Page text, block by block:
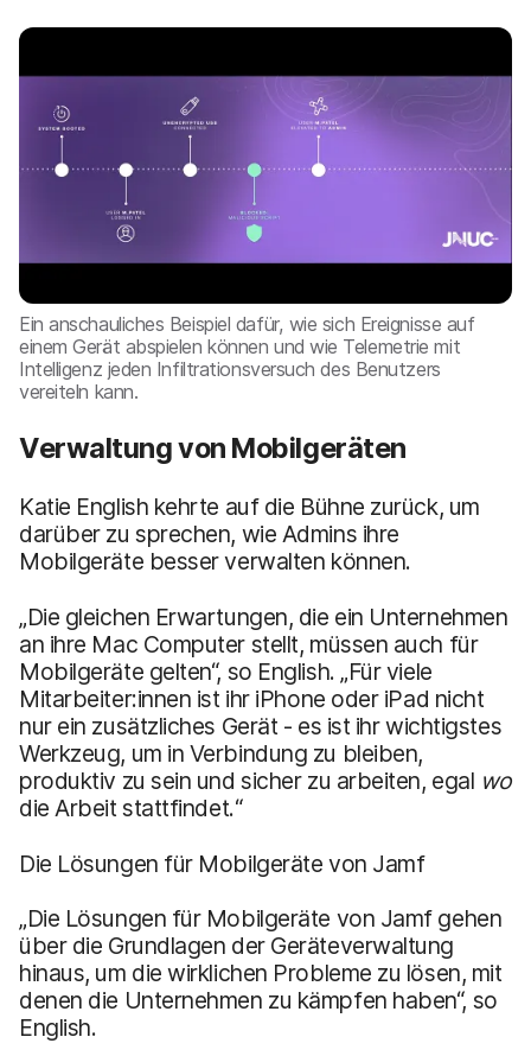
Ein anschauliches Beispiel dafür, wie sich Ereignisse auf
einem Gerät abspielen können und wie Telemetrie mit
Intelligenz jeden Infiltrationsversuch des Benutzers
vereiteln kann.
Verwaltung von Mobilgeräten
Katie English kehrte auf die Bühne zurück, um
darüber zu sprechen, wie Admins ihre
Mobilgeräte besser verwalten können.
„Die gleichen Erwartungen, die ein Unternehmen
an ihre Mac Computer stellt, müssen auch für
Mobilgeräte gelten“, so English. „Für viele
Mitarbeiter:innen ist ihr iPhone oder iPad nicht
nur ein zusätzliches Gerät - es ist ihr wichtigstes
Werkzeug, um in Verbindung zu bleiben,
produktiv zu sein und sicher zu arbeiten, egal wo
die Arbeit stattfindet.“
Die Lösungen für Mobilgeräte von Jamf
„Die Lösungen für Mobilgeräte von Jamf gehen
über die Grundlagen der Geräteverwaltung
hinaus, um die wirklichen Probleme zu lösen, mit
denen die Unternehmen zu kämpfen haben“, so
English.